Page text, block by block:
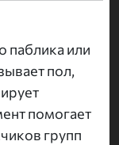
паблика или
пол,
помогает
групп